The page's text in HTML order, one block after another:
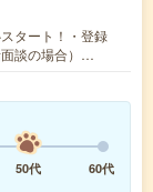
タート！・登録
談の場合）…
50代
60代